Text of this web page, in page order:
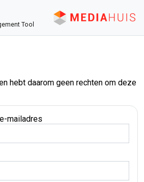
Tool
hebt daarom geen rechten om deze
mailadres